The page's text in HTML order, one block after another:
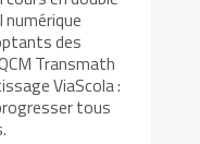
numérique
des
Transmath
ViaScola :
tous